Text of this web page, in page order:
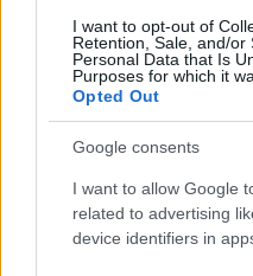
I want to opt-out of
Retention, Sale, and/or
Personal Data that Is
Purposes for which it
Opted Out
Google consents
I want to allow Google
related to advertising
device identifiers in
iskoláját
Flórián